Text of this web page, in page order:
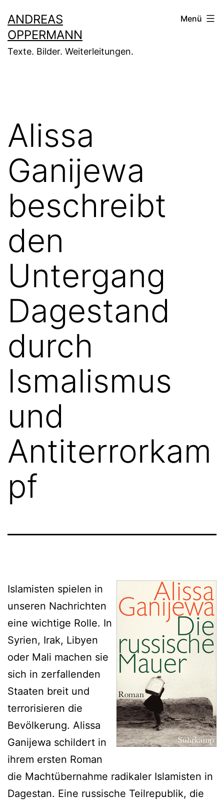
Inhalt
springen
ANDREAS
OPPERMANN
Texte. Bilder. Weiterleitungen.
Menü
Alissa
Ganijewa
beschreibt
den
Untergang
Dagestand
durch
Ismalismus
und
Antiterrorkam
pf
Islamisten spielen in
unseren Nachrichten
eine wichtige Rolle. In
Syrien, Irak, Libyen
oder Mali machen sie
sich in zerfallenden
Staaten breit und
terrorisieren die
Bevölkerung. Alissa
Ganijewa schildert in
ihrem ersten Roman
die Machtübernahme radikaler Islamisten in
Dagestan. Eine russische Teilrepublik, die